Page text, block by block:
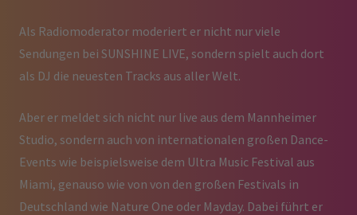
Als Radiomoderator moderiert er nicht nur viele
Sendungen bei SUNSHINE LIVE, sondern spielt auch dort
als DJ die neuesten Tracks aus aller Welt.
Aber er meldet sich nicht nur live aus dem Mannheimer
Studio, sondern auch von internationalen großen Dance-
Events wie beispielsweise dem Ultra Music Festival aus
Miami, genauso wie von von den großen Festivals in
Deutschland wie Nature One oder Mayday. Dabei führt er